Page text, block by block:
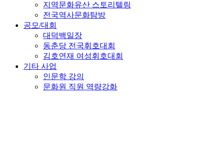
지역문화유산 스토리텔링
전국역사문화탐방
공모/대회
대덕백일장
동춘당 전국휘호대회
김호연재 여성휘호대회
기타 사업
인문학 강의
문화원 직원 역량강화